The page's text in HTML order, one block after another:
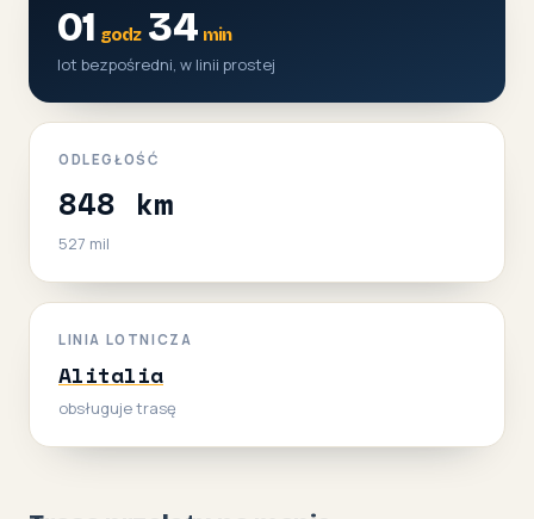
01 godz34 min
lot bezpośredni, w linii prostej
ODLEGŁOŚĆ
848 km
527 mil
LINIA LOTNICZA
Alitalia
obsługuje trasę